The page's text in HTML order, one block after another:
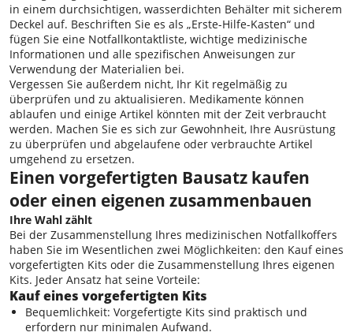
in einem durchsichtigen, wasserdichten Behälter mit sicherem
Deckel auf. Beschriften Sie es als „Erste-Hilfe-Kasten“ und
fügen Sie eine Notfallkontaktliste, wichtige medizinische
Informationen und alle spezifischen Anweisungen zur
Verwendung der Materialien bei.
Vergessen Sie außerdem nicht, Ihr Kit regelmäßig zu
überprüfen und zu aktualisieren. Medikamente können
ablaufen und einige Artikel könnten mit der Zeit verbraucht
werden. Machen Sie es sich zur Gewohnheit, Ihre Ausrüstung
zu überprüfen und abgelaufene oder verbrauchte Artikel
umgehend zu ersetzen.
Einen vorgefertigten Bausatz kaufen
oder einen eigenen zusammenbauen
Ihre Wahl zählt
Bei der Zusammenstellung Ihres medizinischen Notfallkoffers
haben Sie im Wesentlichen zwei Möglichkeiten: den Kauf eines
vorgefertigten Kits oder die Zusammenstellung Ihres eigenen
Kits. Jeder Ansatz hat seine Vorteile:
Kauf eines vorgefertigten Kits
Bequemlichkeit: Vorgefertigte Kits sind praktisch und
erfordern nur minimalen Aufwand.